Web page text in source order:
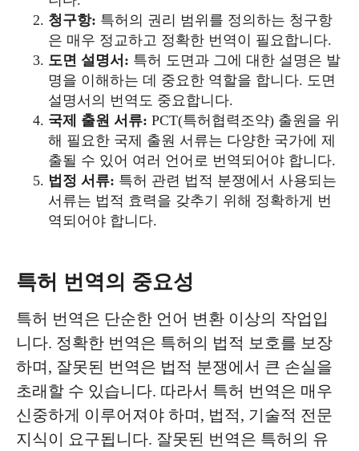
청구항: 특허의 권리 범위를 정의하는 청구항
은 매우 정교하고 정확한 번역이 필요합니다.
도면 설명서: 특허 도면과 그에 대한 설명은 발
명을 이해하는 데 중요한 역할을 합니다. 도면
설명서의 번역도 중요합니다.
국제 출원 서류: PCT(특허협력조약) 출원을 위
해 필요한 국제 출원 서류는 다양한 국가에 제
출될 수 있어 여러 언어로 번역되어야 합니다.
법정 서류: 특허 관련 법적 분쟁에서 사용되는
서류는 법적 효력을 갖추기 위해 정확하게 번
역되어야 합니다.
특허 번역의 중요성
특허 번역은 단순한 언어 변환 이상의 작업입
니다. 정확한 번역은 특허의 법적 보호를 보장
하며, 잘못된 번역은 법적 분쟁에서 큰 손실을
초래할 수 있습니다. 따라서 특허 번역은 매우
신중하게 이루어져야 하며, 법적, 기술적 전문
지식이 요구됩니다. 잘못된 번역은 특허의 유